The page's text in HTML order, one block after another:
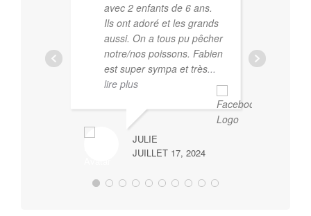
avec 2 enfants de 6 ans.
Ils ont adoré et les grands
aussi. On a tous pu pêcher
notre/nos poissons. Fabien
est super sympa et très...
lire plus
JULIE
JUILLET 17, 2024